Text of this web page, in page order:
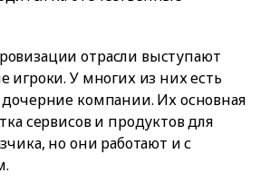
отрасли выступают
игроки. У многих из них есть
дочерние компании. Их основная
сервисов и продуктов для
но они работают и с